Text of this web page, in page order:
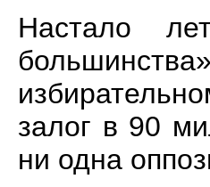
Настало
залог в 90
ни одна